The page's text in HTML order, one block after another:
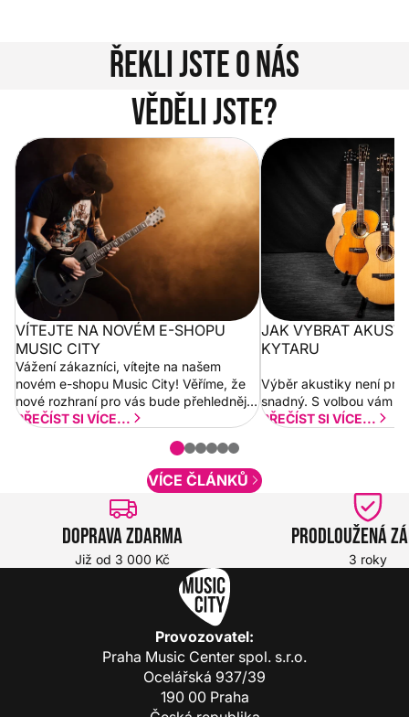
Řekli jste o nás
Věděli jste?
Vítejte na novém e-shopu Music
City
VÍTEJTE NA NOVÉM E-SHOPU
MUSIC CITY
Vážení zákazníci, vítejte na našem
novém e-shopu Music City! Věříme, že
nové rozhraní pro vás bude přehlednější
a rychlejší. Postupně budeme přidávat
PŘEČÍST SI VÍCE...
Jak vybrat
JAK VYBRAT
KYTARU
Výběr akustiky není pro
snadný. S volbou vám
PŘEČÍST SI VÍCE...
VÍCE ČLÁNKŮ
Doprava zdarma
Již od 3 000 Kč
Prodloužená
3 roky
Provozovatel:
Praha Music Center spol. s.r.o.
Ocelářská 937/39
190 00 Praha